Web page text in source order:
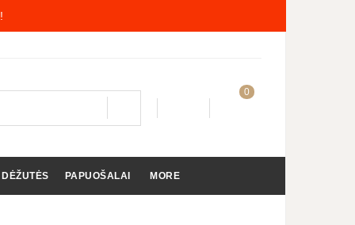
0
PAPUOŠALAI MORE